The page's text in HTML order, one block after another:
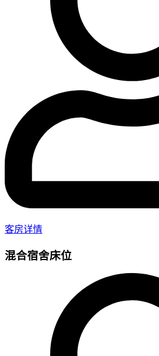
客房详情
混合宿舍床位